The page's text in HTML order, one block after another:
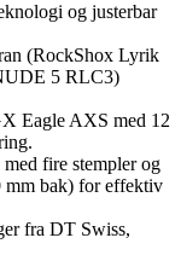
og justerbar
(RockShox Lyrik
5 RLC3)
Eagle AXS med 12
fire stempler og
mm bak) for effektiv
fra DT Swiss,